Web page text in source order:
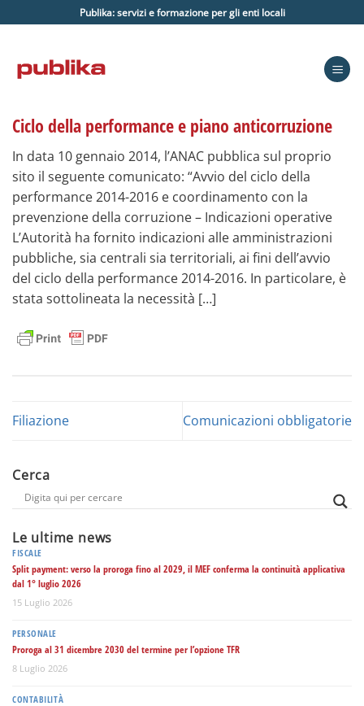
ai
Publika: servizi e formazione per gli enti locali
Ciclo della performance e piano anticorruzione
In data 10 gennaio 2014, l’ANAC pubblica sul proprio
sito il seguente comunicato: “Avvio del ciclo della
performance 2014-2016 e coordinamento con la
prevenzione della corruzione – Indicazioni operative
L’Autorità ha fornito indicazioni alle amministrazioni
pubbliche, sia centrali sia territoriali, ai fini dell’avvio
del ciclo della performance 2014-2016. In particolare, è
stata sottolineata la necessità […]
Filiazione Comunicazioni obbligatorie
Cerca
Le ultime news
FISCALE
Split payment: verso la proroga fino al 2029, il MEF conferma la continuità applicativa
dal 1° luglio 2026
15 Luglio 2026
PERSONALE
Proroga al 31 dicembre 2030 del termine per l’opzione TFR
8 Luglio 2026
CONTABILITÀ